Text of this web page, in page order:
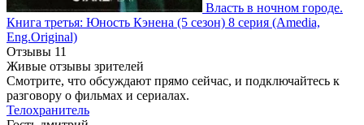
Власть в ночном городе.
Книга третья: Юность Кэнена (5 сезон) 8 серия (Amedia,
Eng.Original)
Отзывы 11
Живые отзывы зрителей
Смотрите, что обсуждают прямо сейчас, и подключайтесь к
разговору о фильмах и сериалах.
Телохранитель